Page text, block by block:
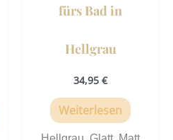
fürs Bad in
Hellgrau
34,95 €
Weiterlesen